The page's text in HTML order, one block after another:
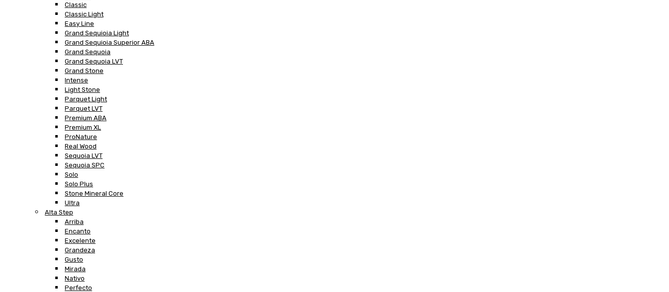
Classic
Classic Light
Easy Line
Grand Sequioia Light
Grand Sequioia Superior ABA
Grand Sequoia
Grand Sequoia LVT
Grand Stone
Intense
Light Stone
Parquet Light
Parquet LVT
Premium ABA
Premium XL
ProNature
Real Wood
Sequoia LVT
Sequoia SPC
Solo
Solo Plus
Stone Mineral Core
Ultra
Alta Step
Arriba
Encanto
Excelente
Grandeza
Gusto
Mirada
Nativo
Perfecto